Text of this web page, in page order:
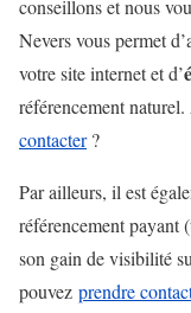
conseillons et nous
Nevers vous permet
votre site internet et d’
référencement
contacter?
Par ailleurs, il est
référencement
son gain de visibilité
pouvez prendre